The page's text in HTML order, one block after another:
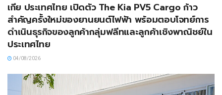
เกีย ประเทศไทย เปิดตัว The Kia PV5 Cargo ก้าว
สำคัญครั้งใหม่ของยานยนต์ไฟฟ้า พร้อมตอบโจทย์การ
ดำเนินธุรกิจของลูกค้ากลุ่มฟลีทและลูกค้าเชิงพาณิชย์ใน
ประเทศไทย
04/08/2026